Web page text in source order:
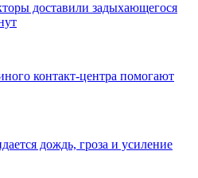
доставили задыхающегося
контакт-центра помогают
дождь, гроза и усиление